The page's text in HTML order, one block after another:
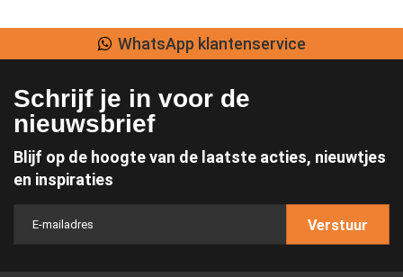
WhatsApp klantenservice
Schrijf je in voor de
nieuwsbrief
Blijf op de hoogte van de laatste acties, nieuwtjes
en inspiraties
Verstuur